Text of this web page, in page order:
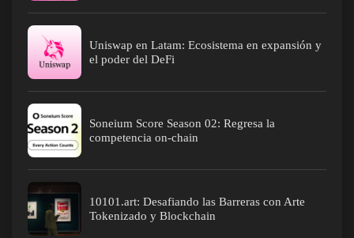
Uniswap en Latam: Ecosistema en expansión y
el poder del DeFi
Soneium Score Season 02: Regresa la
competencia on-chain
10101.art: Desafiando las Barreras con Arte
Tokenizado y Blockchain